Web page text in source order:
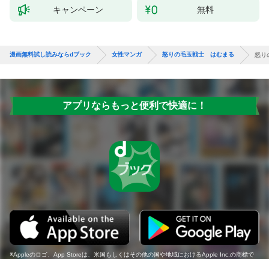
キャンペーン 無料
漫画無料試し読みならdブック 女性マンガ 怒りの毛玉戦士 はむまる 怒り
アプリならもっと便利で快適に！
Appleのロゴ、App Storeは、米国もしくはその他の国や地域におけるApple Inc.の商標で